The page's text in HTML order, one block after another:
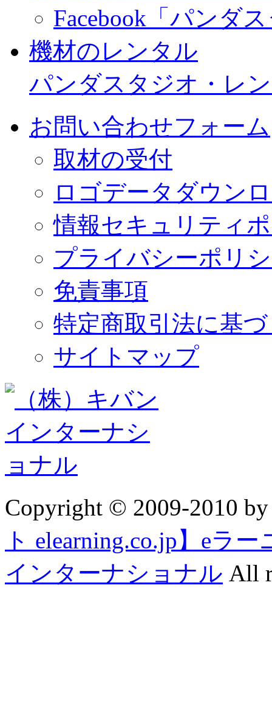
Facebook「パンダ
機材のレンタル
パンダスタジオ・レ
お問い合わせフォーム
取材の受付
ロゴデータダウン
情報セキュリティ
プライバシーポリ
免責事項
特定商取引法に基
サイトマップ
Copyright © 2009-2010
ト elearning.co.jp】eラ
インターナショナル All